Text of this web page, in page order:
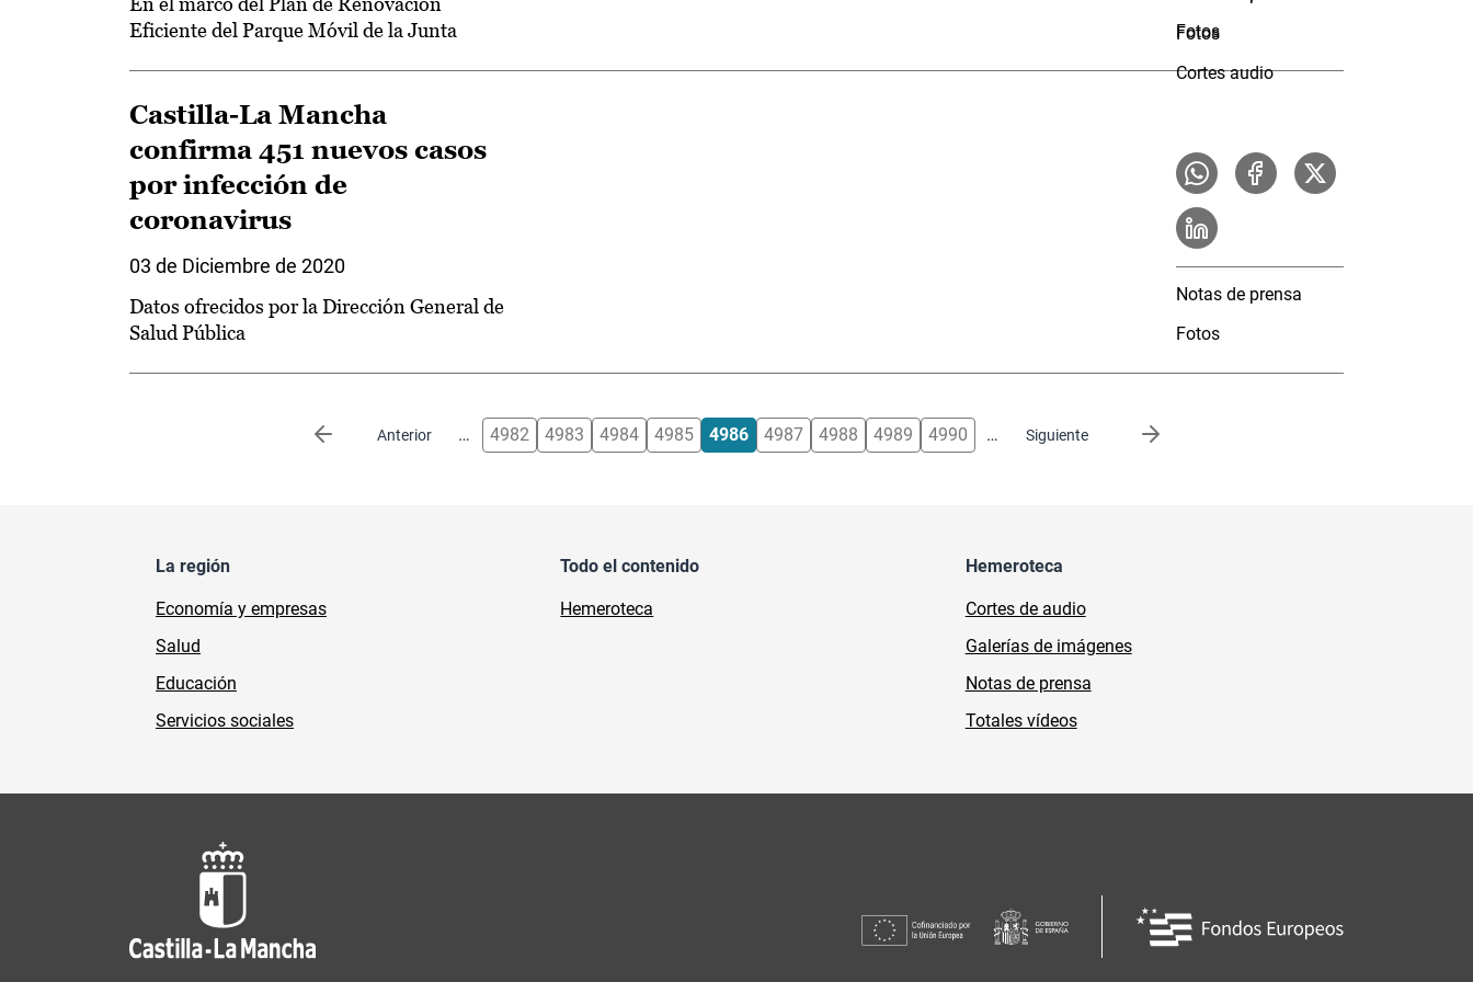
Fotos
Cortes audio
Eficiente del Parque Móvil de la Junta
Fotos
Castilla-La Mancha
confirma 451 nuevos casos
por infección de
coronavirus
03 de Diciembre de 2020
Datos ofrecidos por la Dirección General de
Salud Pública
Notas de prensa
Fotos
Anterior
Página anterior … 4982 4983 4984 4985 4986 4987 4988 4989 4990 … Siguiente
Siguiente página
La región
Economía y empresas
Salud
Educación
Servicios sociales
Todo el contenido
Hemeroteca
Hemeroteca
Cortes de audio
Galerías de imágenes
Notas de prensa
Totales vídeos